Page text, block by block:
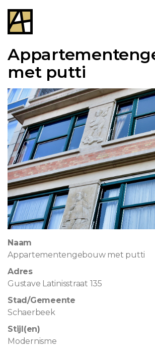
met putti
Naam
Appartementengebouw met putti
Adres
Gustave Latinisstraat 135
Stad/Gemeente
Schaerbeek
Stijl(en)
Modernisme